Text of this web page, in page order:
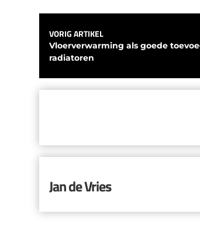
VORIG ARTIKEL
Vloerverwarming als goede
radiatoren
Jan de Vries